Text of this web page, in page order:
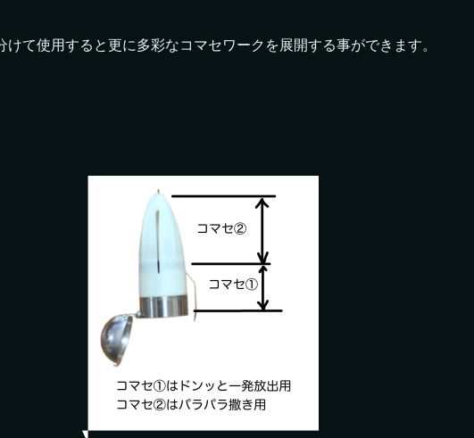
て使用すると更に多彩なコマセワークを展開する事ができます。